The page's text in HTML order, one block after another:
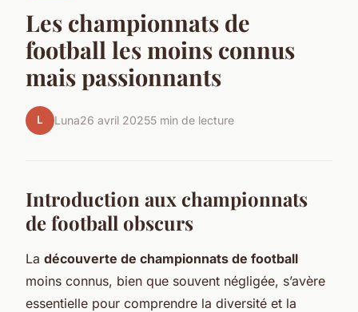
Les championnats de
football les moins connus
mais passionnants
L Luna26 avril 20255 min de lecture
Introduction aux championnats
de football obscurs
La découverte de championnats de football
moins connus, bien que souvent négligée, s’avère
essentielle pour comprendre la diversité et la